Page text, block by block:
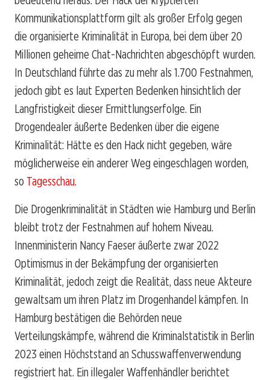
Kommunikationsplattform gilt als großer Erfolg gegen
die organisierte Kriminalität in Europa, bei dem über 20
Millionen geheime Chat-Nachrichten abgeschöpft wurden.
In Deutschland führte das zu mehr als 1.700 Festnahmen,
jedoch gibt es laut Experten Bedenken hinsichtlich der
Langfristigkeit dieser Ermittlungserfolge. Ein
Drogendealer äußerte Bedenken über die eigene
Kriminalität: Hätte es den Hack nicht gegeben, wäre
möglicherweise ein anderer Weg eingeschlagen worden,
so Tagesschau.
Die Drogenkriminalität in Städten wie Hamburg und Berlin
bleibt trotz der Festnahmen auf hohem Niveau.
Innenministerin Nancy Faeser äußerte zwar 2022
Optimismus in der Bekämpfung der organisierten
Kriminalität, jedoch zeigt die Realität, dass neue Akteure
gewaltsam um ihren Platz im Drogenhandel kämpfen. In
Hamburg bestätigen die Behörden neue
Verteilungskämpfe, während die Kriminalstatistik in Berlin
2023 einen Höchststand an Schusswaffenverwendung
registriert hat. Ein illegaler Waffenhändler berichtet